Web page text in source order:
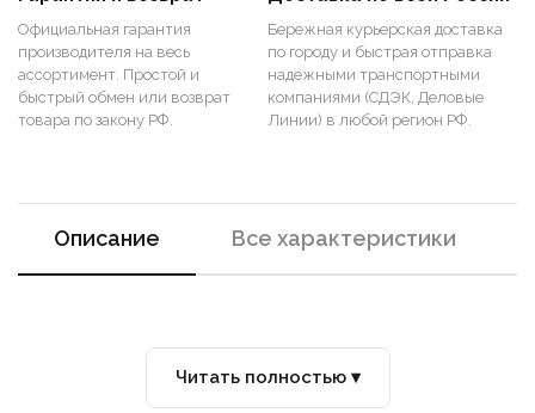
Официальная гарантия
производителя на весь
ассортимент. Простой и
быстрый обмен или возврат
товара по закону РФ.
Бережная курьерская доставка
по городу и быстрая отправка
надежными транспортными
компаниями (СДЭК, Деловые
Линии) в любой регион РФ.
Описание Все характеристики
Читать полностью ▾